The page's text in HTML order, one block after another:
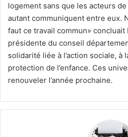
logement sans que les acteurs
autant communiquent entre eux.
faut ce travail commun»
présidente du conseil
solidarité liée à l’action sociale, à
protection de l’enfance. Ces
renouveler l’année prochaine.